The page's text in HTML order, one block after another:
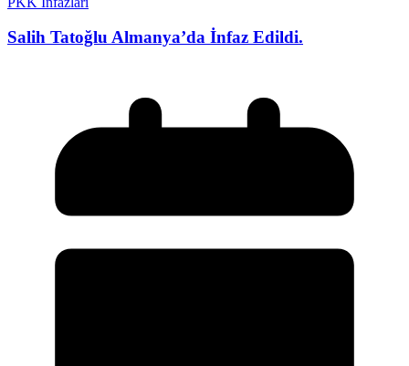
Salih Tatoğlu Almanya’da İnfaz Edildi.